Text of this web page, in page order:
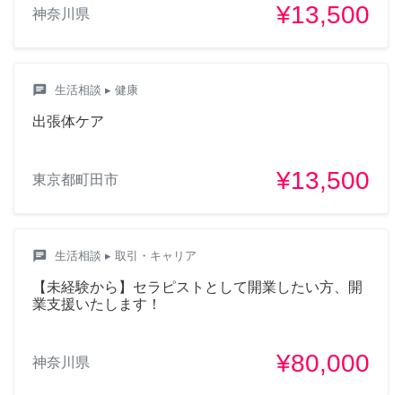
神奈川県 ¥13,500
chat 生活相談 ▸ 健康
出張体ケア
東京都町田市 ¥13,500
chat 生活相談 ▸ 取引・キャリア
【未経験から】セラピストとして開業したい方、開
業支援いたします！
神奈川県 ¥80,000